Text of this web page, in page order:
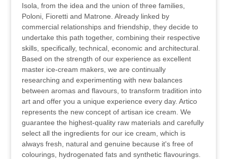
Isola, from the idea and the union of three families,
Poloni, Fioretti and Matrone. Already linked by
commercial relationships and friendship, they decide to
undertake this path together, combining their respective
skills, specifically, technical, economic and architectural.
Based on the strength of our experience as excellent
master ice-cream makers, we are continually
researching and experimenting with new balances
between aromas and flavours, to transform tradition into
art and offer you a unique experience every day. Artico
represents the new concept of artisan ice cream. We
guarantee the highest-quality raw materials and carefully
select all the ingredients for our ice cream, which is
always fresh, natural and genuine because it's free of
colourings, hydrogenated fats and synthetic flavourings.